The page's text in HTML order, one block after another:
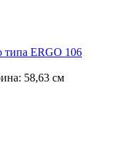
типа ERGO 106
58,63 см